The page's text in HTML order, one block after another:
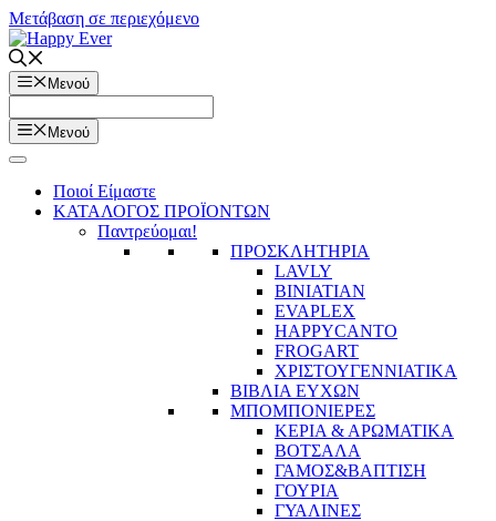
Μετάβαση σε περιεχόμενο
Μενού
Μενού
Ποιοί Είμαστε
ΚΑΤΑΛΟΓΟΣ ΠΡΟΪΟΝΤΩΝ
Παντρεύομαι!
ΠΡΟΣΚΛΗΤΗΡΙΑ
LAVLY
BINIATIAN
EVAPLEX
HAPPYCANTO
FROGART
ΧΡΙΣΤΟΥΓΕΝΝΙΑΤΙΚΑ
ΒΙΒΛΙΑ ΕΥΧΩΝ
ΜΠΟΜΠΟΝΙΕΡΕΣ
ΚΕΡΙΑ & ΑΡΩΜΑΤΙΚΑ
ΒΟΤΣΑΛΑ
ΓΑΜΟΣ&ΒΑΠΤΙΣΗ
ΓΟΥΡΙΑ
ΓΥΑΛΙΝΕΣ